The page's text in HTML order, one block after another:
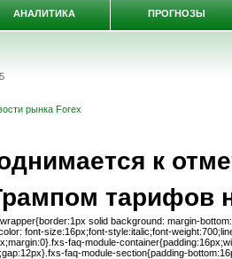
рынка Forex
к
тарифов
solid background: margin-
font-size:16px;font-style:italic;font-
faq-module-
faq-module-section{padding-
АНАЛИТИКА ПРОГНОЗЫ